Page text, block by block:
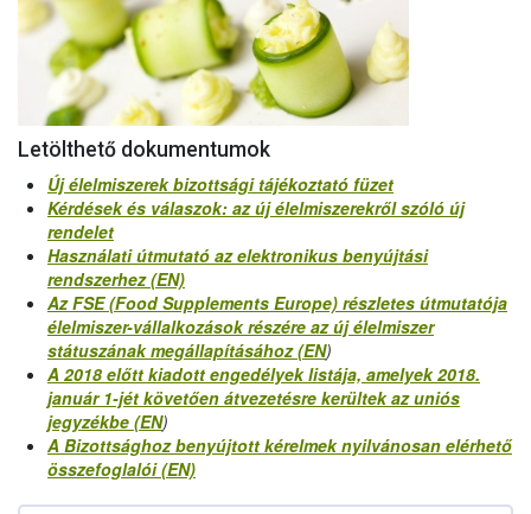
Letölthető dokumentumok
Új élelmiszerek bizottsági tájékoztató füzet
Kérdések és válaszok: az új élelmiszerekről szóló új
rendelet
Használati útmutató az elektronikus benyújtási
rendszerhez (EN)
Az FSE (Food Supplements Europe) részletes útmutatója
élelmiszer-vállalkozások részére az új élelmiszer
státuszának megállapításához (EN)
A 2018 előtt kiadott engedélyek listája, amelyek 2018.
január 1-jét követően átvezetésre kerültek az uniós
jegyzékbe (EN)
A Bizottsághoz benyújtott kérelmek nyilvánosan elérhető
összefoglalói (EN)